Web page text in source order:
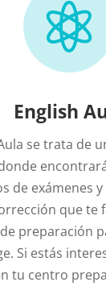

English
se trata de
de exámenes
que te
preparación
Si estás
tu centro